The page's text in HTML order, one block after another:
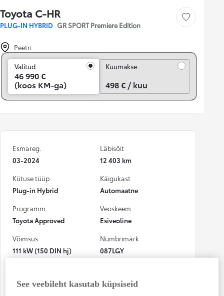
Toyota C-HR
PLUG-IN HYBRID GR SPORT Premiere Edition
Salvesta
Peetri
Valitud
46 990 €
(koos KM-ga)
Kuumakse
498 € / kuu
Esmareg.
03-2024
Läbisõit
12 403 km
Kütuse tüüp
Plug-in Hybrid
Käigukast
Automaatne
Programm
Toyota Approved
Veoskeem
Esiveoline
Võimsus
111 kW (150 DIN hj)
Numbrimärk
087LGY
(kombineeritud)
(kombineeritud)
0,9 l / 100 km
See veebileht kasutab küpsiseid